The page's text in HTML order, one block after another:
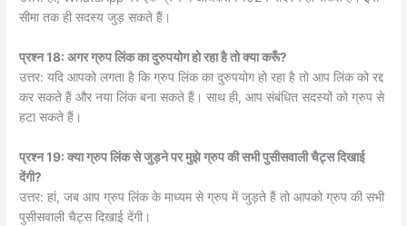
सीमा तक ही सदस्य जुड़ सकते हैं।
प्रश्न 18: अगर ग्रुप लिंक का दुरुपयोग हो रहा है तो क्या करूँ?
उत्तर: यदि आपको लगता है कि ग्रुप लिंक का दुरुपयोग हो रहा है तो आप लिंक को रद्द
कर सकते हैं और नया लिंक बना सकते हैं। साथ ही, आप संबंधित सदस्यों को ग्रुप से
हटा सकते हैं।
प्रश्न 19: क्या ग्रुप लिंक से जुड़ने पर मुझे ग्रुप की सभी पुसीसवाली चैट्स दिखाई
देंगी?
उत्तर: हां, जब आप ग्रुप लिंक के माध्यम से ग्रुप में जुड़ते हैं तो आपको ग्रुप की सभी
पुसीसवाली चैट्स दिखाई देंगी।